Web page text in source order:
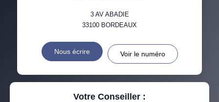
3 AV ABADIE
33100 BORDEAUX
Nous écrire Voir le numéro
Votre Conseiller :